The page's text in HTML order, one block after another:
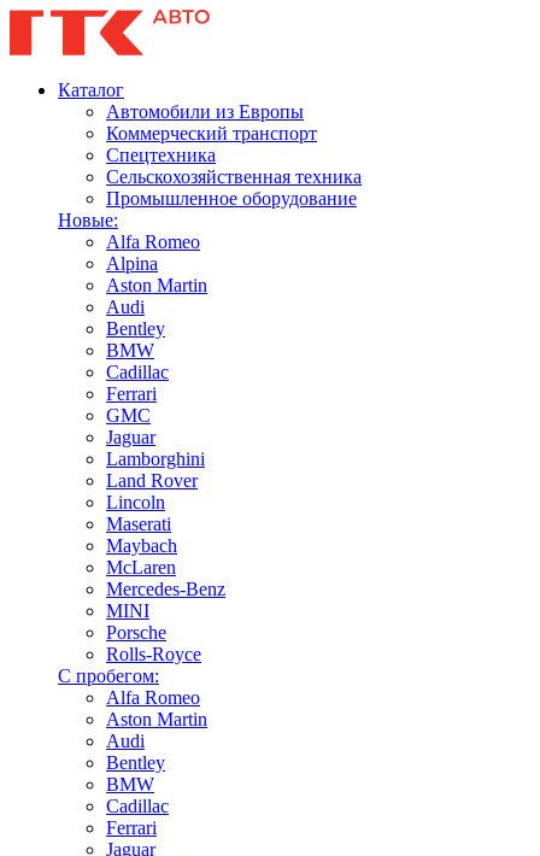
Каталог
Автомобили из Европы
Коммерческий транспорт
Спецтехника
Сельскохозяйственная техника
Промышленное оборудование
Новые:
Alfa Romeo
Alpina
Aston Martin
Audi
Bentley
BMW
Cadillac
Ferrari
GMC
Jaguar
Lamborghini
Land Rover
Lincoln
Maserati
Maybach
McLaren
Mercedes-Benz
MINI
Porsche
Rolls-Royce
С пробегом:
Alfa Romeo
Aston Martin
Audi
Bentley
BMW
Cadillac
Ferrari
Jaguar